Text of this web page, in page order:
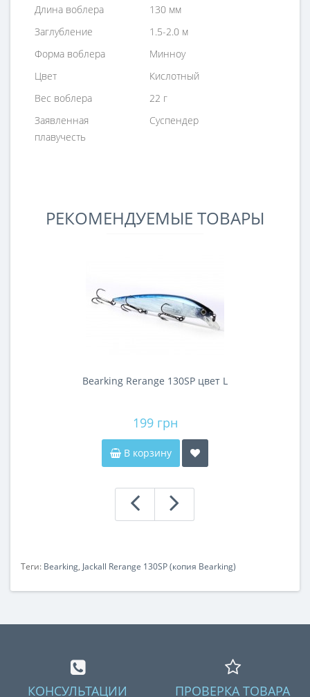
Длина воблера
130 мм
Заглубление
1.5-2.0 м
Форма воблера
Минноу
Цвет
Кислотный
Вес воблера
22 г
Заявленная
плавучесть
Суспендер
РЕКОМЕНДУЕМЫЕ ТОВАРЫ
Bearking Rerange 130SP цвет L
199 грн
В корзину
Теги: Bearking, Jackall Rerange 130SP (копия Bearking)
КОНСУЛЬТАЦИИ ПРОВЕРКА ТОВАРА